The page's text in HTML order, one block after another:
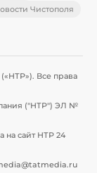
Чистополя
Все права
("НТР") ЭЛ №
на сайт НТР 24